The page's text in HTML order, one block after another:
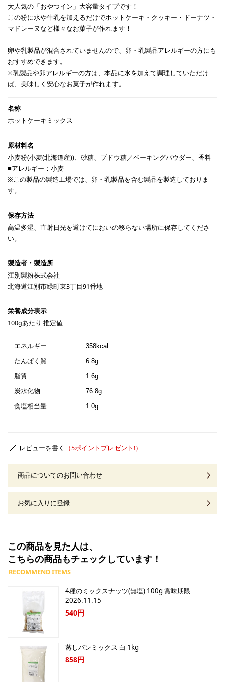
大人気の「おやつイン」大容量タイプです！
この粉に水や牛乳を加えるだけでホットケーキ・クッキー・ドーナツ・
マドレーヌなど様々なお菓子が作れます！
卵や乳製品が混合されていませんので、卵・乳製品アレルギーの方にも
おすすめできます。
※乳製品や卵アレルギーの方は、本品に水を加えて調理していただけ
ば、美味しく安心なお菓子が作れます。
ホットケーキミックス
小麦粉(小麦(北海道産))、砂糖、ブドウ糖／ベーキングパウダー、香料
■アレルギー：小麦
※この製品の製造工場では、卵・乳製品を含む製品を製造しておりま
す。
高温多湿、直射日光を避けてにおいの移らない場所に保存してくださ
い。
江別製粉株式会社
北海道江別市緑町東3丁目91番地
100gあたり 推定値
エネルギー 358kcal
たんぱく質 6.8g
脂質 1.6g
炭水化物 76.8g
食塩相当量 1.0g
レビューを書く
商品についてのお問い合わせ
お気に入りに登録
この商品を見た人は、
こちらの商品もチェックしています！
4種のミックスナッツ(無塩) 100g 賞味期限
2026.11.15
540円
蒸しパンミックス 白 1kg
858円